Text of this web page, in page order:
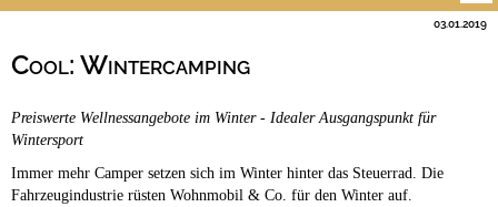
Stadtnah
Campingplätze
Camping & Caravan
Touristik
Cool: Wintercamping
03.01.2019
Preiswerte Wellnessangebote im Winter - Idealer Ausgangspunkt für
Wintersport
Immer mehr Camper setzen sich im Winter hinter das Steuerrad. Die
Fahrzeugindustrie rüsten Wohnmobil & Co. für den Winter auf.